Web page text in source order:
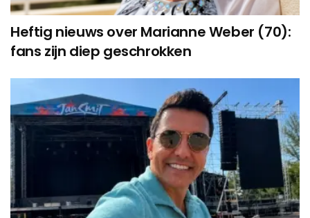
Heftig nieuws over Marianne Weber (70):
fans zijn diep geschrokken